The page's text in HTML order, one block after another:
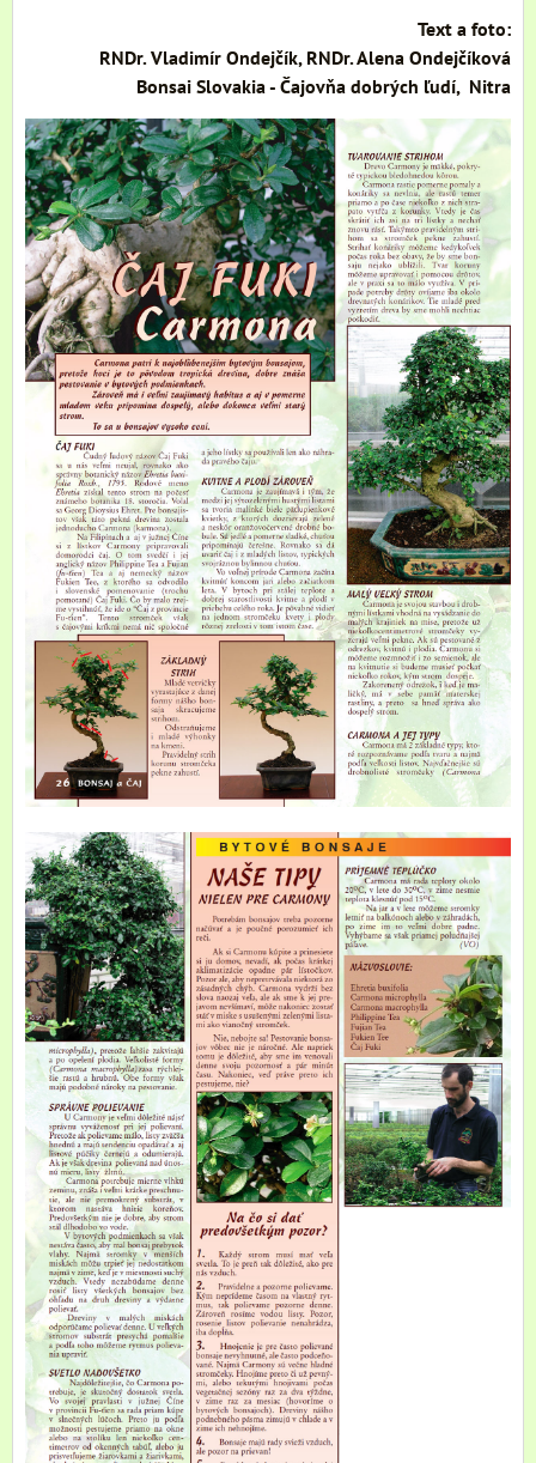
Text a foto:
RNDr. Vladimír Ondejčík, RNDr. Alena Ondejčíková
Bonsai Slovakia - Čajovňa dobrých ľudí, Nitra